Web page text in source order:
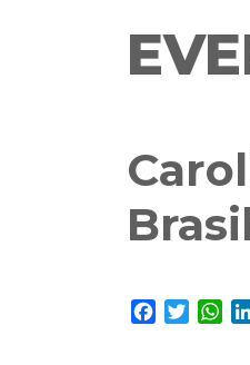
Facebook
Twitter